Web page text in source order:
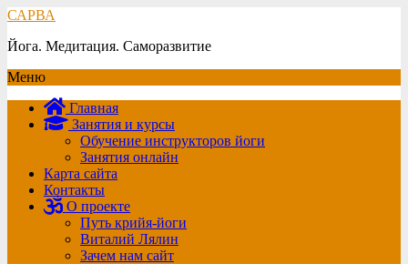
САРВА
Йога. Медитация. Саморазвитие
Меню
Главная
Занятия и курсы
Обучение инструкторов йоги
Занятия онлайн
Карта сайта
Контакты
О проекте
Путь крийя-йоги
Виталий Лялин
Зачем нам сайт